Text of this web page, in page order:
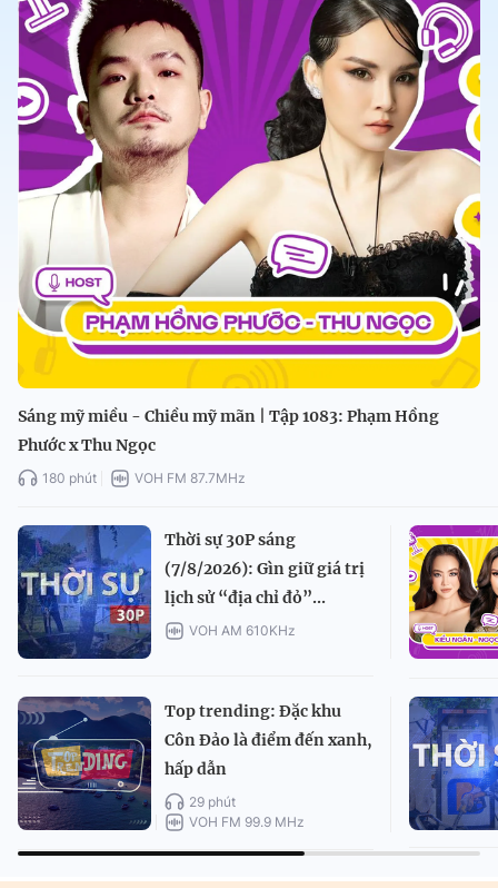
Sáng mỹ miều - Chiều mỹ mãn | Tập 1083: Phạm Hồng
Phước x Thu Ngọc
180 phút VOH FM 87.7MHz
Thời sự 30P sáng
(7/8/2026): Gìn giữ giá trị
lịch sử “địa chỉ đỏ”...
VOH AM 610KHz
Top trending: Đặc khu
Côn Đảo là điểm đến xanh,
hấp dẫn
29 phút
VOH FM 99.9 MHz